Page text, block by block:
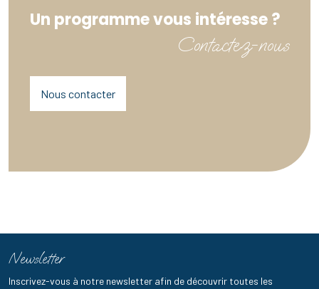
Un programme vous intéresse ?
Contactez-nous
Nous contacter
Newsletter
Inscrivez-vous à notre newsletter afin de découvrir toutes les